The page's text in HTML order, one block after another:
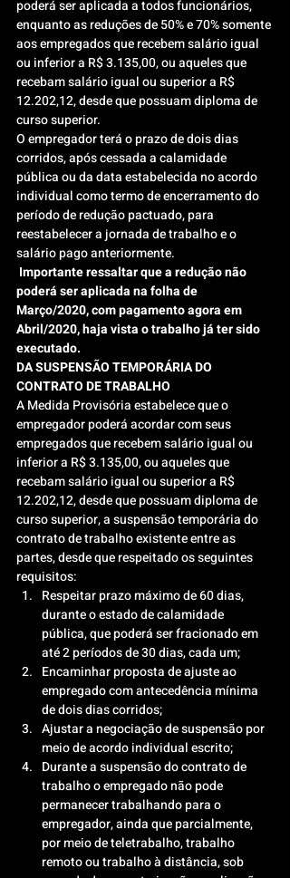
poderá ser aplicada a todos funcionários,
enquanto as reduções de 50% e 70% somente
aos empregados que recebem salário igual
ou inferior a R$ 3.135,00, ou aqueles que
recebam salário igual ou superior a R$
12.202,12, desde que possuam diploma de
curso superior.
O empregador terá o prazo de dois dias
corridos, após cessada a calamidade
pública ou da data estabelecida no acordo
individual como termo de encerramento do
período de redução pactuado, para
reestabelecer a jornada de trabalho e o
salário pago anteriormente.
Importante ressaltar que a redução não
poderá ser aplicada na folha de
Março/2020, com pagamento agora em
Abril/2020, haja vista o trabalho já ter sido
executado.
DA SUSPENSÃO TEMPORÁRIA DO
CONTRATO DE TRABALHO
A Medida Provisória estabelece que o
empregador poderá acordar com seus
empregados que recebem salário igual ou
inferior a R$ 3.135,00, ou aqueles que
recebam salário igual ou superior a R$
12.202,12, desde que possuam diploma de
curso superior, a suspensão temporária do
contrato de trabalho existente entre as
partes, desde que respeitado os seguintes
requisitos:
Respeitar prazo máximo de 60 dias,
durante o estado de calamidade
pública, que poderá ser fracionado em
até 2 períodos de 30 dias, cada um;
Encaminhar proposta de ajuste ao
empregado com antecedência mínima
de dois dias corridos;
Ajustar a negociação de suspensão por
meio de acordo individual escrito;
Durante a suspensão do contrato de
trabalho o empregado não pode
permanecer trabalhando para o
empregador, ainda que parcialmente,
por meio de teletrabalho, trabalho
remoto ou trabalho à distância, sob